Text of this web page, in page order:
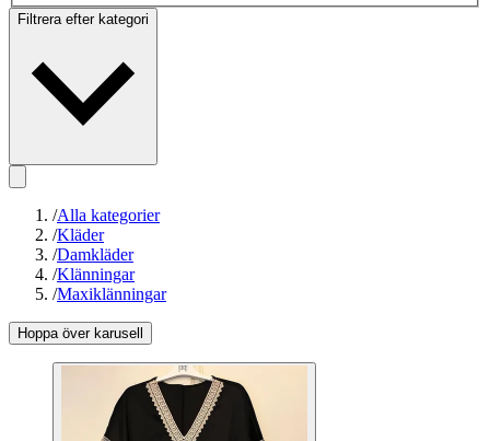
Filtrera efter kategori
/Alla kategorier
/Kläder
/Damkläder
/Klänningar
/Maxiklänningar
Hoppa över karusell